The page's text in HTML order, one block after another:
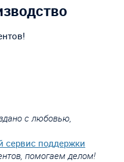
с любовью,
сервис поддержки
помогаем делом!